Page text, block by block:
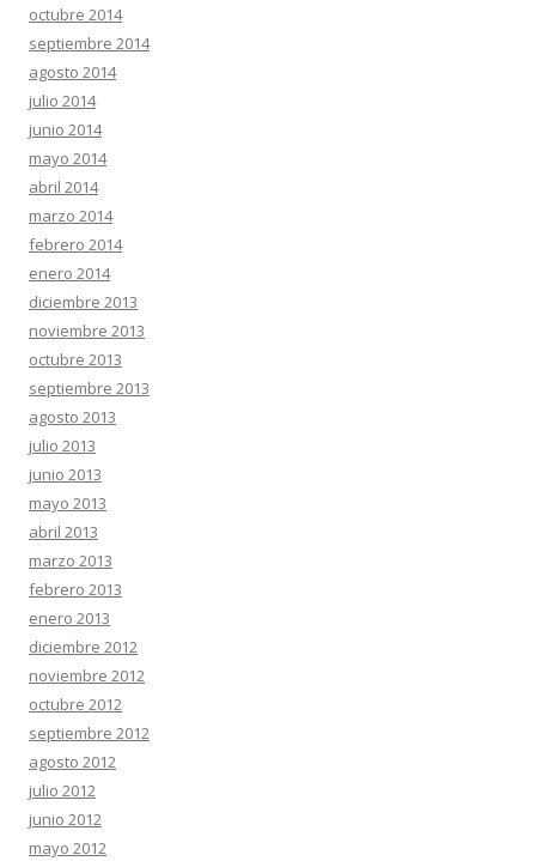
octubre 2014
septiembre 2014
agosto 2014
julio 2014
junio 2014
mayo 2014
abril 2014
marzo 2014
febrero 2014
enero 2014
diciembre 2013
noviembre 2013
octubre 2013
septiembre 2013
agosto 2013
julio 2013
junio 2013
mayo 2013
abril 2013
marzo 2013
febrero 2013
enero 2013
diciembre 2012
noviembre 2012
octubre 2012
septiembre 2012
agosto 2012
julio 2012
junio 2012
mayo 2012